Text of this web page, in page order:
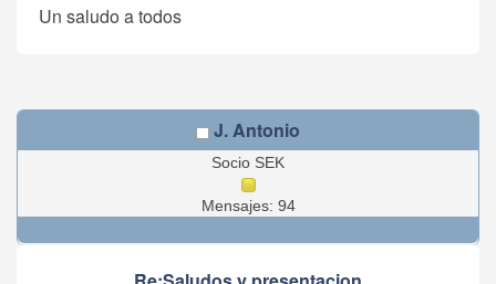
Un saludo a todos
J. Antonio
Socio SEK
Mensajes: 94